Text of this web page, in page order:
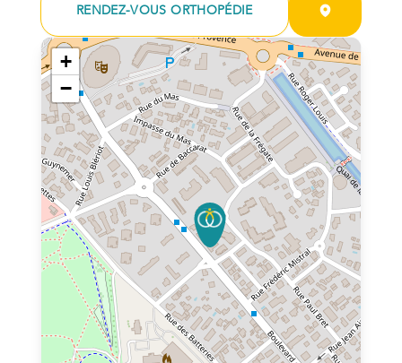
RENDEZ-VOUS ORTHOPÉDIE
+
−